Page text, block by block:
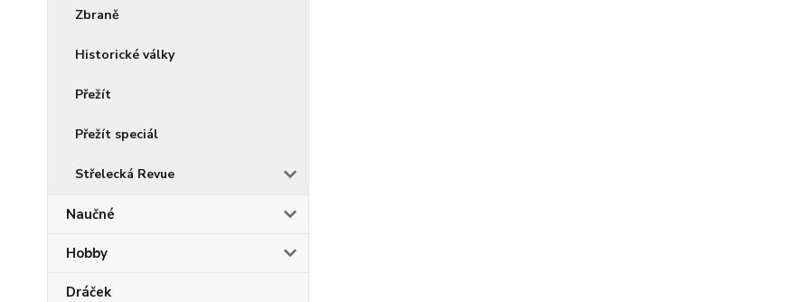
Zbraně
Historické války
Přežít
Přežít speciál
Střelecká Revue
Naučné
Hobby
Dráček